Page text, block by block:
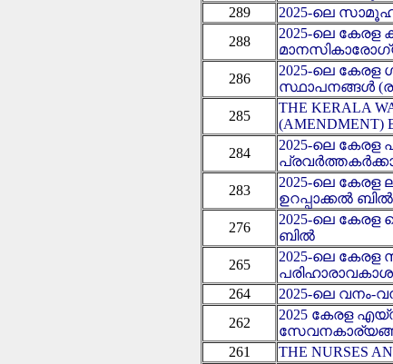
289 2025-ലെ
288
2025-ലെ കേരള
286
2025-ലെ
സ്ഥാപനങ്ങൾ
285
THE KERALA
(AMENDMENT)
284
2025-ലെ കേരള
283
2025-ലെ കേരള
ഉറപ്പാക്കൽ ബിൽ
276
2025-ലെ
ബിൽ
265
2025-ലെ
264
2025-ലെ വനം-
262
2025 കേരള
261
THE NURSES